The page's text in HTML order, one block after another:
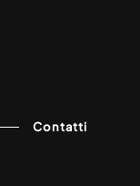
Contatti